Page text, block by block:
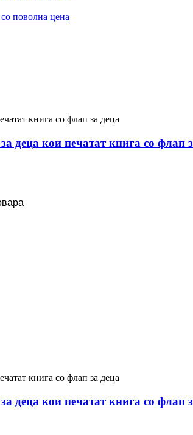
деца кои печатат книга со флап
деца кои печатат книга со флап